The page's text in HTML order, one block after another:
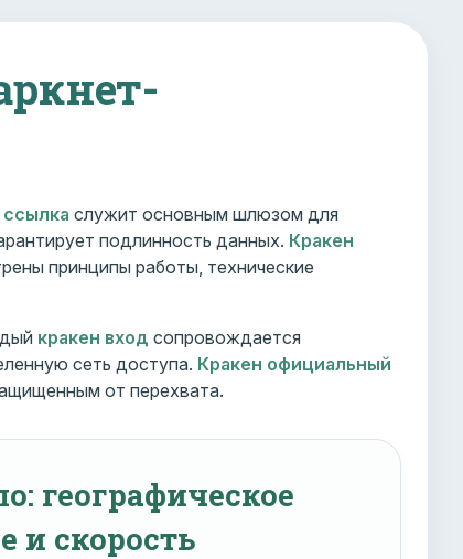
служит основным шлюзом для
подлинность данных. Кракен
принципы работы, технические
кракен вход сопровождается
сеть доступа. Кракен официальный
от перехвата.
географическое
и скорость